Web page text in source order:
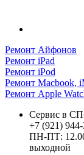
Ремонт Айфонов
Ремонт iPad
Ремонт iPod
Ремонт Macbook,
Ремонт Apple
Сервис в
+7 (921)
ПН-ПТ:
выходной